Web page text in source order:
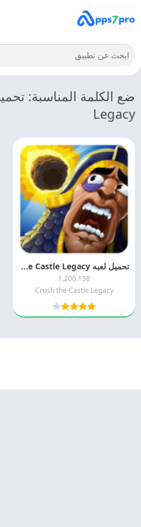
Legacy
تحميل لعبه Crush the Castle Legacy مجانا
1.200.138
Crush the Castle Legacy